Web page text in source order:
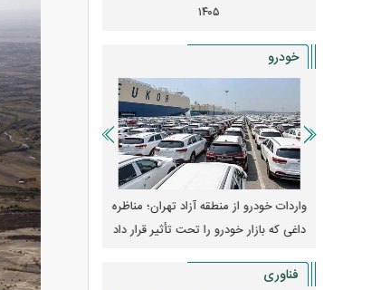
۱۴۰۵
خودرو
واردات خودرو از منطقه آزاد تهران؛ مناظره
داغی که بازار خودرو را تحت تأثیر قرار داد
قیمت خودرو
واکنش بازار به
فناوری